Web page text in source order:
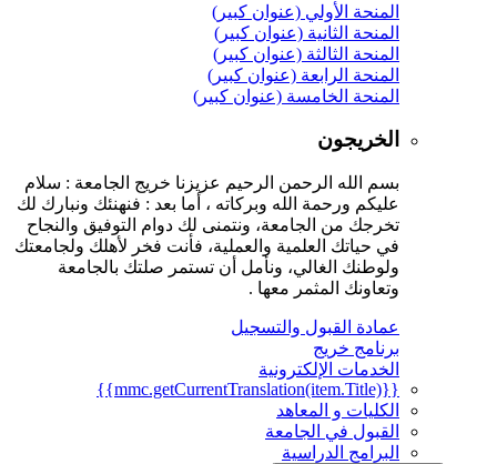
المنحة الأولي (عنوان كبير)
المنحة الثانية (عنوان كبير)
المنحة الثالثة (عنوان كبير)
المنحة الرابعة (عنوان كبير)
المنحة الخامسة (عنوان كبير)
الخريجون
بسم الله الرحمن الرحيم عزيزنا خريج الجامعة : سلام
عليكم ورحمة الله وبركاته ، أما بعد : فنهنئك ونبارك لك
تخرجك من الجامعة، ونتمنى لك دوام التوفيق والنجاح
في حياتك العلمية والعملية، فأنت فخر لأهلك ولجامعتك
ولوطنك الغالي، ونأمل أن تستمر صلتك بالجامعة
وتعاونك المثمر معها .
عمادة القبول والتسجيل
برنامج خريج
الخدمات الإلكترونية
{{mmc.getCurrentTranslation(item.Title)}}
الكليات و المعاهد
القبول في الجامعة
البرامج الدراسية